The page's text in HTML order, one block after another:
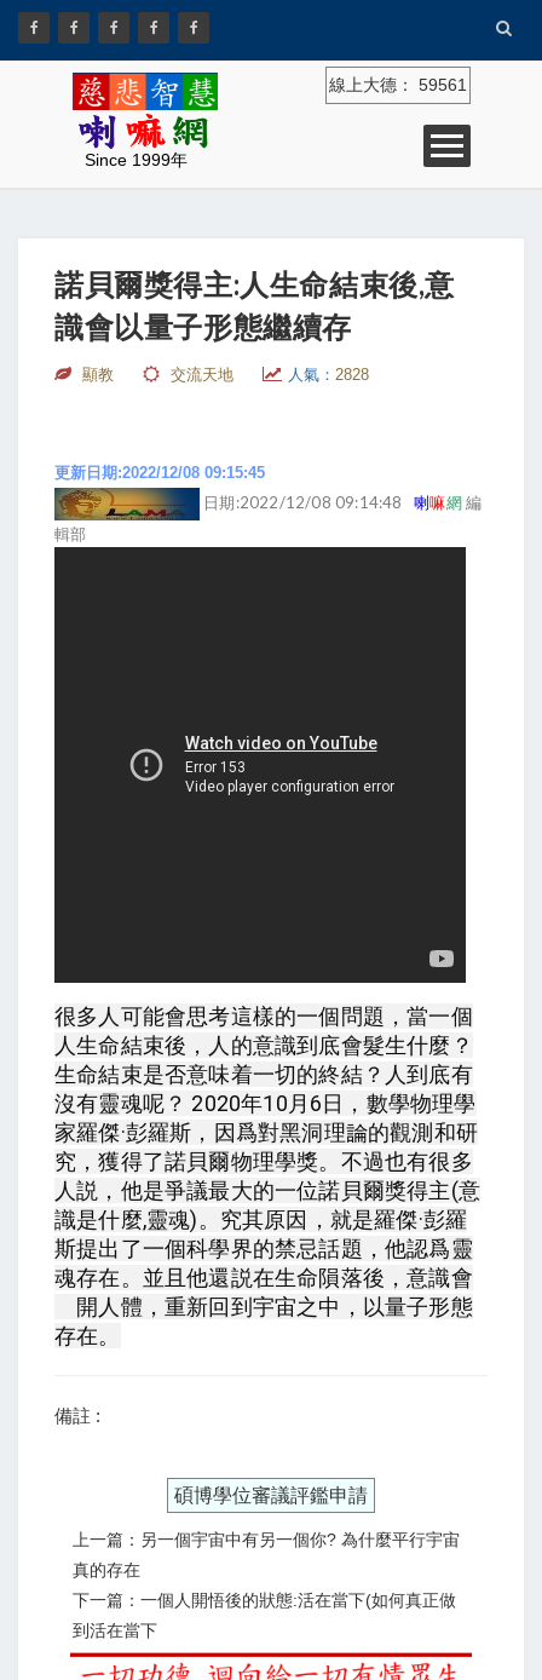
Since 1999年
線上大德： 59561
諾貝爾獎得主:人生命結束後,意
識會以量子形態繼續存
顯教 交流天地 人氣： 2828
更新日期:2022/12/08 09:15:45
日期:2022/12/08 09:14:48喇嘛網編
輯部
很多人可能會思考這樣的一個問題，當一個
人生命結束後，人的意識到底會髮生什麼？
生命結束是否意味着一切的終結？人到底有
沒有靈魂呢？ 2020年10月6日，數學物理學
家羅傑·彭羅斯，因爲對黑洞理論的觀測和研
究，獲得了諾貝爾物理學獎。不過也有很多
人説，他是爭議最大的一位諾貝爾獎得主(意
識是什麼,靈魂)。究其原因，就是羅傑·彭羅
斯提出了一個科學界的禁忌話題，他認爲靈
魂存在。並且他還説在生命隕落後，意識會
離開人體，重新回到宇宙之中，以量子形態
存在。
備註 :
碩博學位審議評鑑申請
上一篇：另一個宇宙中有另一個你? 為什麼平行宇宙
真的存在
下一篇：一個人開悟後的狀態:活在當下(如何真正做
到活在當下